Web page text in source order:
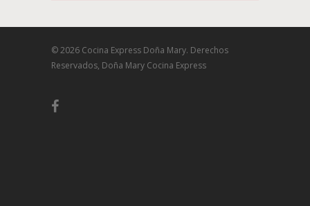
© 2026 Cocina Express Doña Mary. Derechos
Reservados, Doña Mary Cocina Express